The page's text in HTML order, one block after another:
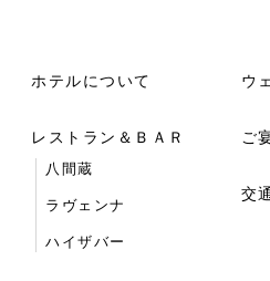
ホテルについて
レストラン＆ＢＡＲ
八間蔵
ラヴェンナ
ハイザバー
ウ
ご
交